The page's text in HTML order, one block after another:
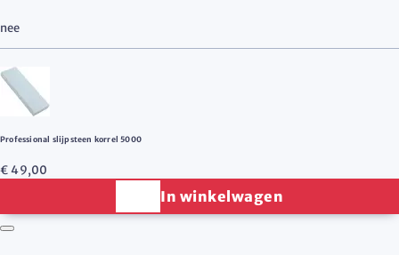
nee
Professional slijpsteen korrel 5000
€ 49,00
In winkelwagen